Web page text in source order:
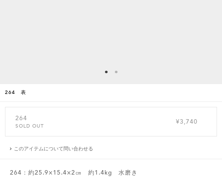
264 表
264
SOLD OUT
¥3,740
このアイテムについて問い合わせる
264：約25.9×15.4×2㎝ 約1.4kg 水磨き